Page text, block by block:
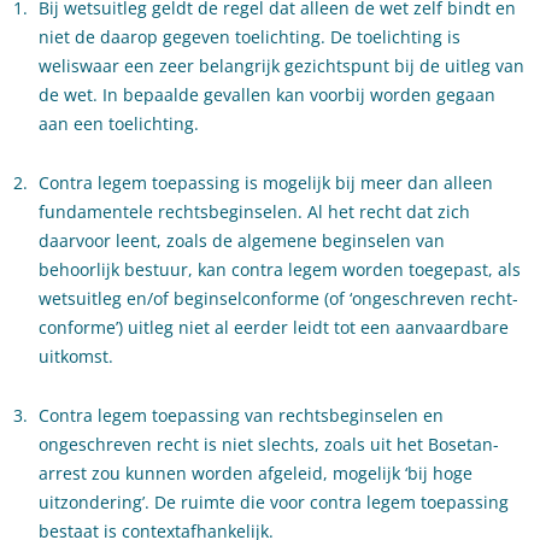
Bij wetsuitleg geldt de regel dat alleen de wet zelf bindt en
niet de daarop gegeven toelichting. De toelichting is
weliswaar een zeer belangrijk gezichtspunt bij de uitleg van
de wet. In bepaalde gevallen kan voorbij worden gegaan
aan een toelichting.
Contra legem toepassing is mogelijk bij meer dan alleen
fundamentele rechtsbeginselen. Al het recht dat zich
daarvoor leent, zoals de algemene beginselen van
behoorlijk bestuur, kan contra legem worden toegepast, als
wetsuitleg en/of beginselconforme (of ‘ongeschreven recht-
conforme’) uitleg niet al eerder leidt tot een aanvaardbare
uitkomst.
Contra legem toepassing van rechtsbeginselen en
ongeschreven recht is niet slechts, zoals uit het Bosetan-
arrest zou kunnen worden afgeleid, mogelijk ‘bij hoge
uitzondering’. De ruimte die voor contra legem toepassing
bestaat is contextafhankelijk.